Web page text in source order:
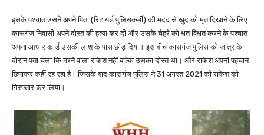
इसके पश्चात उसने अपने पिता (रिटायर्ड पुलिसकर्मी) की मदद से खुद को मृत दिखाने के लिए
कासगंज निवासी अपने दोस्त की हत्या कर दी और उसके चेहरे को क्षत विक्षत करने के पश्चात
अपना आधार कार्ड उसकी लाश के पास छोड़ दिया। इस बीच कासगंज पुलिस को जांत्र के
दौरान पता चला कि मरने वाला राकेश नहीं बल्कि उसका दोस्त था। और राकेश अपनी पहचान
छिपाकर कहीं रह रहा है। जिसके बाद कासगंज पुलिस ने 31 अगस्त 2021 को राकेश को
गिरफ्तार कर लिया।